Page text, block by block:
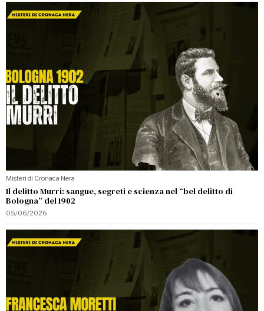
Misteri di Cronaca Nera
Il delitto Murri: sangue, segreti e scienza nel “bel delitto di
Bologna” del 1902
05/06/2026